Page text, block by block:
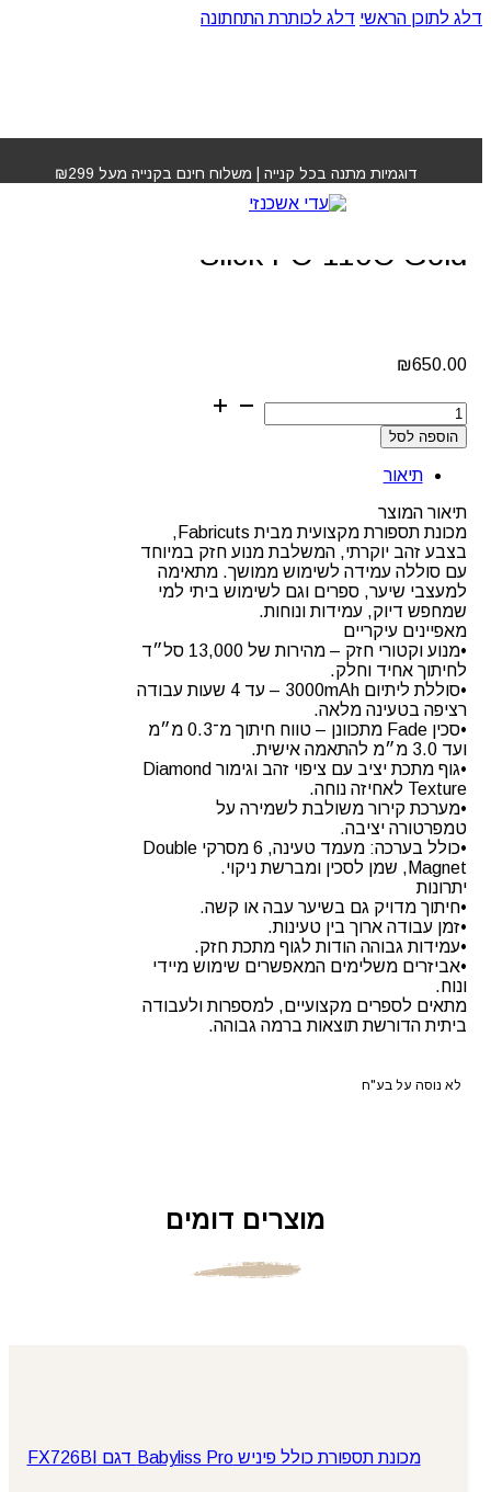
דלג לתוכן הראשי דלג לכותרת התחתונה
דוגמיות מתנה בכל קנייה | משלוח חינם בקנייה מעל ₪299110C Gold
מכונת תספורת Fabricuts
Slick FC-110C Gold
₪650.00
כמות
של
מכונת
Fabricuts
FC-
110C
Gold
הוספה לסל
תיאור
תיאור המוצר
מכונת תספורת מקצועית מבית Fabricuts,
בצבע זהב יוקרתי, המשלבת מנוע חזק במיוחד
עם סוללה עמידה לשימוש ממושך. מתאימה
למעצבי שיער, ספרים וגם לשימוש ביתי למי
שמחפש דיוק, עמידות ונוחות.
מאפיינים עיקריים
•מנוע וקטורי חזק – מהירות של 13,000 סל״ד
לחיתוך אחיד וחלק.
•סוללת ליתיום 3000mAh – עד 4 שעות עבודה
רציפה בטעינה מלאה.
•סכין Fade מתכוונן – טווח חיתוך מ־0.3 מ״מ
ועד 3.0 מ״מ להתאמה אישית.
•גוף מתכת יציב עם ציפוי זהב וגימור Diamond
Texture לאחיזה נוחה.
•מערכת קירור משולבת לשמירה על
טמפרטורה יציבה.
•כולל בערכה: מעמד טעינה, 6 מסרקי Double
Magnet, שמן לסכין ומברשת ניקוי.
יתרונות
•חיתוך מדויק גם בשיער עבה או קשה.
•זמן עבודה ארוך בין טעינות.
•עמידות גבוהה הודות לגוף מתכת חזק.
•אביזרים משלימים המאפשרים שימוש מיידי
ונוח.
מתאים לספרים מקצועיים, למספרות ולעבודה
ביתית הדורשת תוצאות ברמה גבוהה.
לא נוסה על בע"ח
מוצרים דומים
מכונת תספורת כולל פיניש Babyliss Pro דגם FX726BI